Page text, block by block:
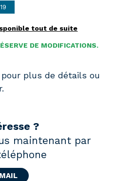
tout de suite
DE MODIFICATIONS.
plus de détails ou
?
maintenant par